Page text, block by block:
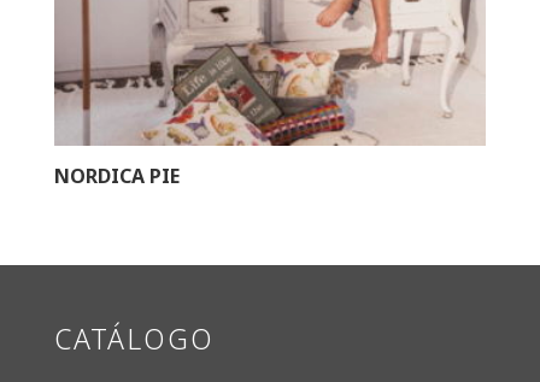
NORDICA PIE
CATÁLOGO